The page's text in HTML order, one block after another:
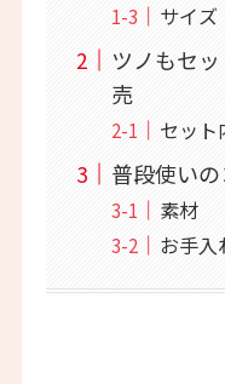
サイズ
ツノもセ
売
セッ
普段使い
素材
お手入